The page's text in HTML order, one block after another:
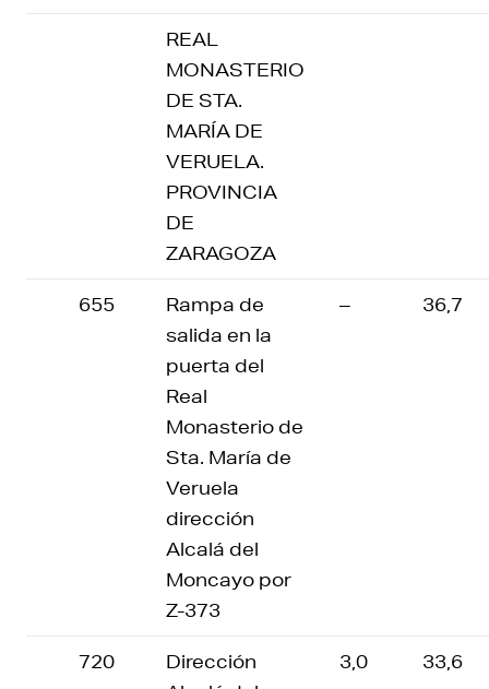
REAL
MONASTERIO
DE STA.
MARÍA DE
VERUELA.
PROVINCIA
DE
ZARAGOZA
655
Rampa de
salida en la
puerta del
Real
Monasterio de
Sta. María de
Veruela
dirección
Alcalá del
Moncayo por
Z-373
– 36,7
720
Dirección
3,0 33,6